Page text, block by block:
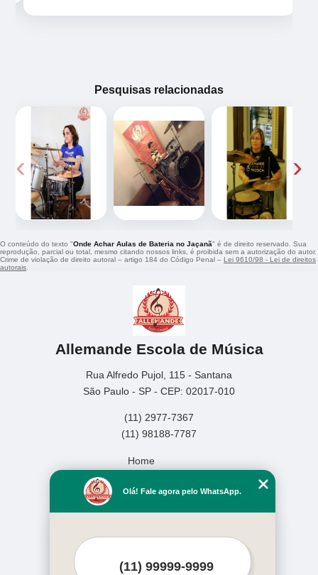
Pesquisas relacionadas
‹ ›
O conteúdo do texto "Onde Achar Aulas de Bateria no Jaçanã" é de direito reservado. Sua
reprodução, parcial ou total, mesmo citando nossos links, é proibida sem a autorização do autor.
Crime de violação de direito autoral – artigo 184 do Código Penal – Lei 9610/98 - Lei de direitos
autorais
Allemande Escola de Música
Rua Alfredo Pujol, 115 - Santana
São Paulo - SP - CEP: 02017-010
(11) 2977-7367
(11) 98188-7787
Home
Missão
Olá! Fale agora pelo WhatsApp.